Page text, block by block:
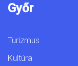
Győr
Turizmus
Kultúra